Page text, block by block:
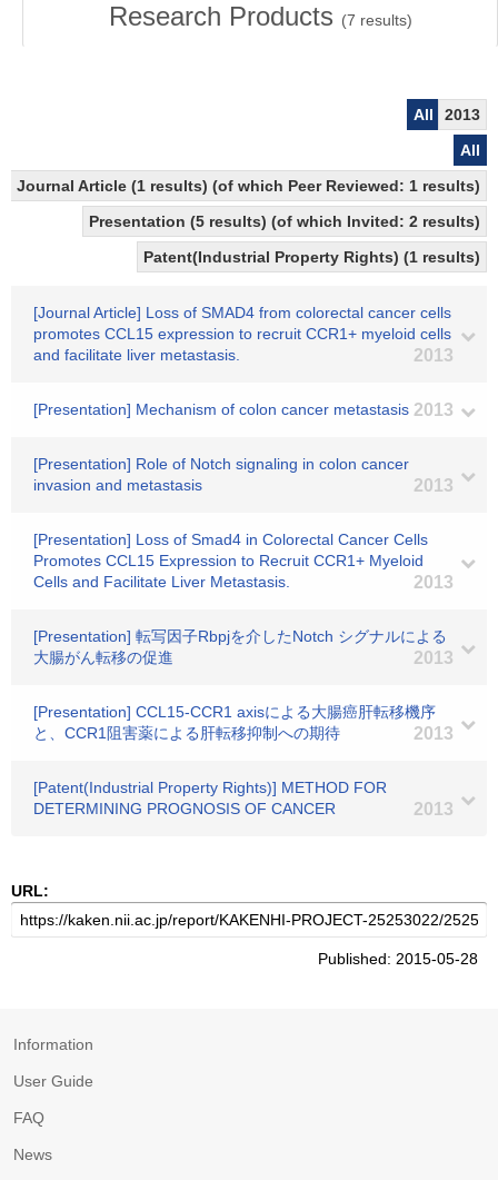
Research Products (7 results)
All
2013
All
Journal Article (1 results) (of which Peer Reviewed: 1 results)
Presentation (5 results) (of which Invited: 2 results)
Patent(Industrial Property Rights) (1 results)
[Journal Article] Loss of SMAD4 from colorectal cancer cells
promotes CCL15 expression to recruit CCR1+ myeloid cells
and facilitate liver metastasis.
2013
[Presentation] Mechanism of colon cancer metastasis 2013
[Presentation] Role of Notch signaling in colon cancer
invasion and metastasis
2013
[Presentation] Loss of Smad4 in Colorectal Cancer Cells
Promotes CCL15 Expression to Recruit CCR1+ Myeloid
Cells and Facilitate Liver Metastasis.
2013
[Presentation] 転写因子Rbpjを介したNotch シグナルによる
大腸がん転移の促進
2013
[Presentation] CCL15-CCR1 axisによる大腸癌肝転移機序
と、CCR1阻害薬による肝転移抑制への期待
2013
[Patent(Industrial Property Rights)] METHOD FOR
DETERMINING PROGNOSIS OF CANCER
2013
URL:
Published: 2015-05-28
Information
User Guide
FAQ
News